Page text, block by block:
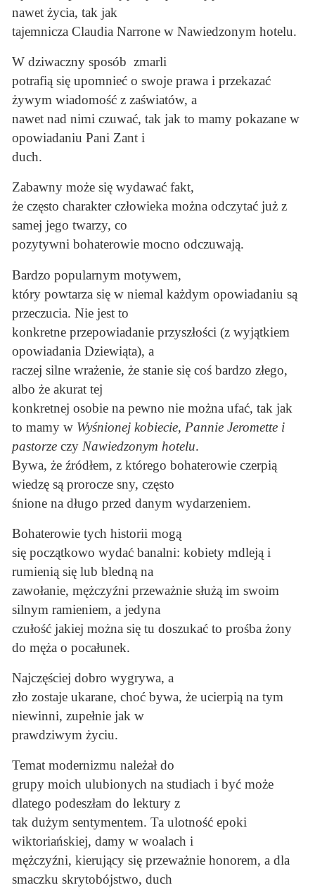
nawet życia, tak jak
tajemnicza Claudia Narrone w Nawiedzonym hotelu.
W dziwaczny sposób zmarli
potrafią się upomnieć o swoje prawa i przekazać
żywym wiadomość z zaświatów, a
nawet nad nimi czuwać, tak jak to mamy pokazane w
opowiadaniu Pani Zant i
duch.
Zabawny może się wydawać fakt,
że często charakter człowieka można odczytać już z
samej jego twarzy, co
pozytywni bohaterowie mocno odczuwają.
Bardzo popularnym motywem,
który powtarza się w niemal każdym opowiadaniu są
przeczucia. Nie jest to
konkretne przepowiadanie przyszłości (z wyjątkiem
opowiadania Dziewiąta), a
raczej silne wrażenie, że stanie się coś bardzo złego,
albo że akurat tej
konkretnej osobie na pewno nie można ufać, tak jak
to mamy w Wyśnionej kobiecie, Pannie Jeromette i
pastorze czy Nawiedzonym hotelu.
Bywa, że źródłem, z którego bohaterowie czerpią
wiedzę są prorocze sny, często
śnione na długo przed danym wydarzeniem.
Bohaterowie tych historii mogą
się początkowo wydać banalni: kobiety mdleją i
rumienią się lub bledną na
zawołanie, mężczyźni przeważnie służą im swoim
silnym ramieniem, a jedyna
czułość jakiej można się tu doszukać to prośba żony
do męża o pocałunek.
Najczęściej dobro wygrywa, a
zło zostaje ukarane, choć bywa, że ucierpią na tym
niewinni, zupełnie jak w
prawdziwym życiu.
Temat modernizmu należał do
grupy moich ulubionych na studiach i być może
dlatego podeszłam do lektury z
tak dużym sentymentem. Ta ulotność epoki
wiktoriańskiej, damy w woalach i
mężczyźni, kierujący się przeważnie honorem, a dla
smaczku skrytobójstwo, duch